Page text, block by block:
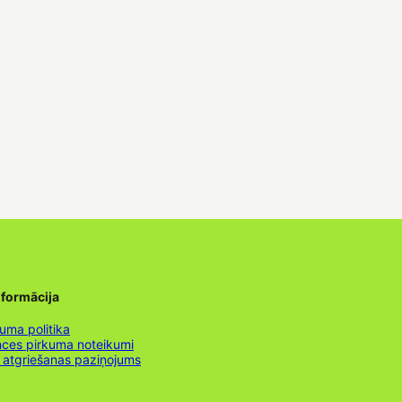
politika
pirkuma noteikumi
atgriešanas paziņojums